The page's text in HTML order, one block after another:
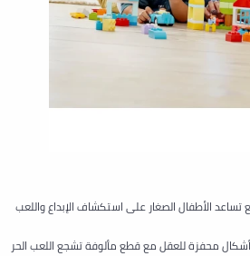
تساعد الأطفال الصغار على استكشاف الإبداع واللعب
محفزة للعقل مع قطع مألوفة تشجع اللعب الحر